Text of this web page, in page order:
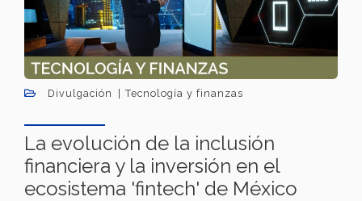
Divulgación Tecnología y finanzas
La evolución de la inclusión
financiera y la inversión en el
ecosistema 'fintech' de México